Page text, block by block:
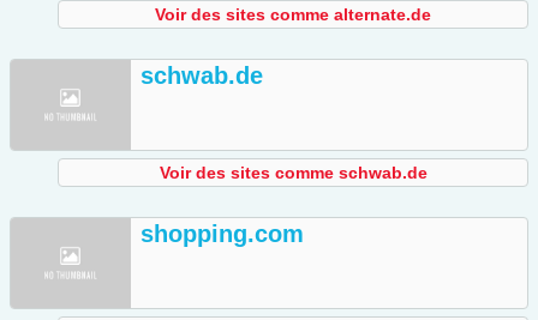
Voir des sites comme alternate.de
schwab.de
Voir des sites comme schwab.de
shopping.com